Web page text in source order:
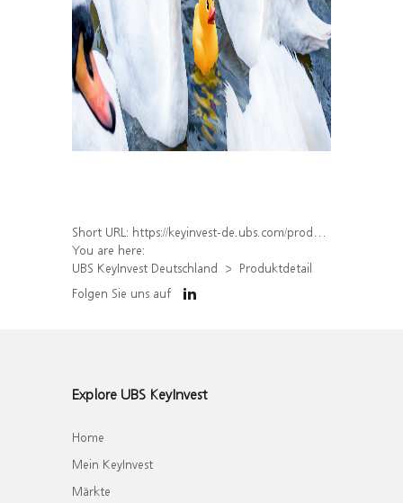
Short URL: https://keyinvest-de.ubs.com/produkt/detail/index/isin/DE000WA8H5B0
You are here:
UBS KeyInvest Deutschland
Produktdetail
Folgen Sie uns auf
Explore UBS KeyInvest
Home
Mein KeyInvest
Märkte